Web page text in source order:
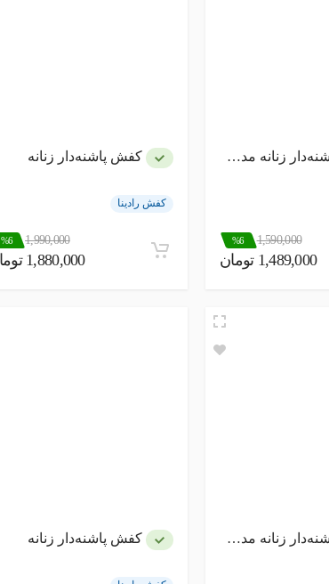
زنانه مدل میستا
1,590,000
%6
1,489,000 تومان
کفش پاشنه‌دار زنانه
کفش رادینا
1,990,000
%6
1,880,000 تومان
زنانه مدل عروس دانتل کفش پاشنه‌دار زنانه